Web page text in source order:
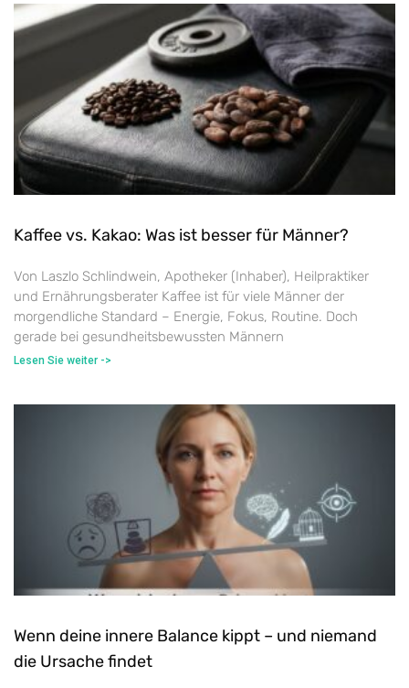
Kaffee vs. Kakao: Was ist besser für Männer?
Von Laszlo Schlindwein, Apotheker (Inhaber), Heilpraktiker
und Ernährungsberater Kaffee ist für viele Männer der
morgendliche Standard – Energie, Fokus, Routine. Doch
gerade bei gesundheitsbewussten Männern
Lesen Sie weiter ->
Wenn deine innere Balance kippt – und niemand
die Ursache findet